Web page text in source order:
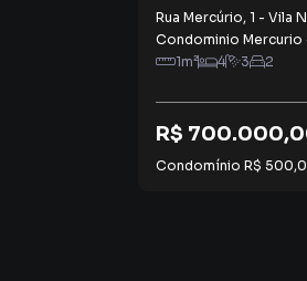
Rua Mercúrio, 1 - Vila
Condominio Mercurio ·
1m² 4 3 2
R$
Condomínio R$